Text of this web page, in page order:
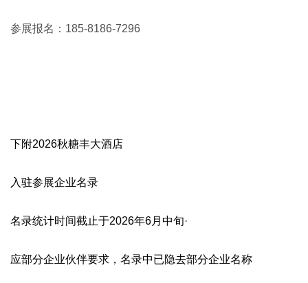
参展报名：185-8186-7296
下附2026秋糖丰大酒店
入驻参展企业名录
名录统计时间截止于2026年6月中旬·
应部分企业伙伴要求，名录中已隐去部分企业名称